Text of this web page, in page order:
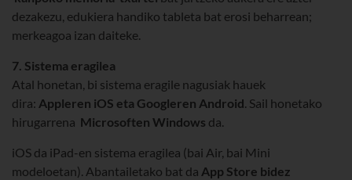
dezakezu, edukiera handiko tableta bat erosi beharrean;
merkeagoa izan daiteke.
7. Sistema eragilea
Atal honetan, bi sistema eragile nagusiak hauek
dira: Appleren iOS eta Googleren Android. Sail honetako
hirugarrena Microsoften Windows da.
iOS da iPad-en sistema eragilea (bai Air, bai Mini
modeloetan). Abantailetako bat da App Store bidez